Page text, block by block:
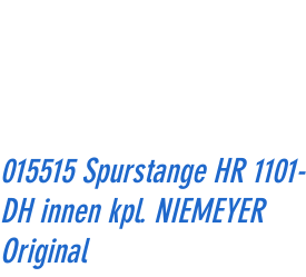
015515 Spurstange HR 1101-
DH innen kpl. NIEMEYER
Original